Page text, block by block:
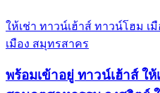
ให้เช่า ทาวน์เฮ้าส์ ทาวน์โฮม เ
เมือง สมุทรสาคร
พร้อมเข้าอยู่ ทาวน์เฮ้าส์ ใ